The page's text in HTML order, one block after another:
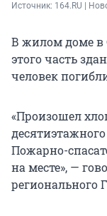
Источник: 164.RU |
В жилом доме в
этого часть
человек
«Произошел
Пожарно-
на месте», —
регионального